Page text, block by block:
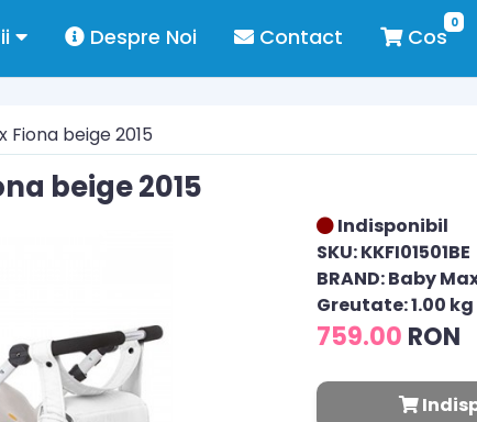
Despre Noi Contact
0
Cos
Fiona beige 2015
beige 2015
Indisponibil
SKU: KKFI01501BE
BRAND: Baby
Greutate: 1.00 kg
759.00 RON